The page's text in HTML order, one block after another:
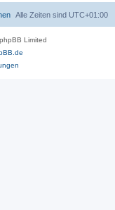
Alle Zeiten sind UTC+01:00
Limited